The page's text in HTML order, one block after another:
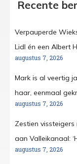
Recente
Verpauperde
Lidl én een Albert
augustus 7, 2026
Mark is al veertig
haar, eenmaal
augustus 7, 2026
Zestien
aan Valleikanaal:
augustus 7, 2026